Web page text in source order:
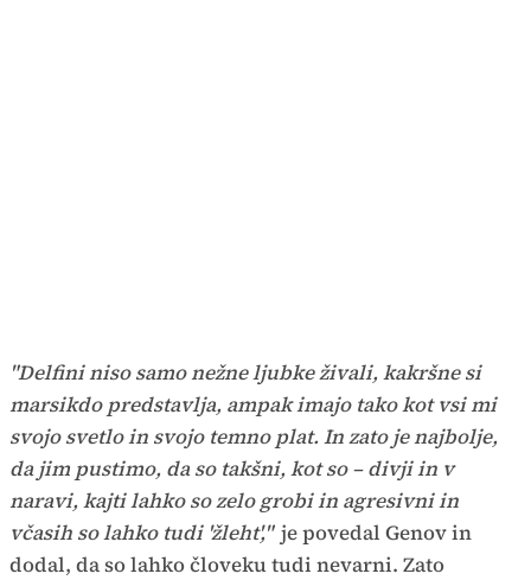
"Delfini niso samo nežne ljubke živali, kakršne si
marsikdo predstavlja, ampak imajo tako kot vsi mi
svojo svetlo in svojo temno plat. In zato je najbolje,
da jim pustimo, da so takšni, kot so – divji in v
naravi, kajti lahko so zelo grobi in agresivni in
včasih so lahko tudi 'žleht'," je povedal Genov in
dodal, da so lahko človeku tudi nevarni. Zato